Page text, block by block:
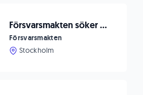
Försvarsmakten söker sektionschef
Försvarsmakten
Stockholm